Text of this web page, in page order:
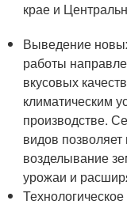
крае и
Выведение
работы
вкусовых
климатическим
производстве.
видов
возделывание
урожаи и